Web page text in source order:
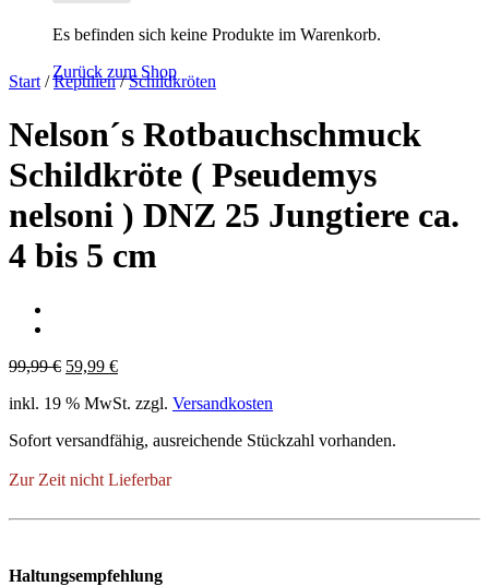
Es befinden sich keine Produkte im Warenkorb.
Zurück zum Shop
Start / Reptilien / Schildkröten
Nelson´s Rotbauchschmuck
Schildkröte ( Pseudemys
nelsoni ) DNZ 25 Jungtiere ca.
4 bis 5 cm
99,99€ Ursprünglicher
war:
59,99 €Aktueller
ist:
inkl. 19 % MwSt. zzgl. Versandkosten
Sofort versandfähig, ausreichende Stückzahl vorhanden.
Zur Zeit nicht Lieferbar
Haltungsempfehlung